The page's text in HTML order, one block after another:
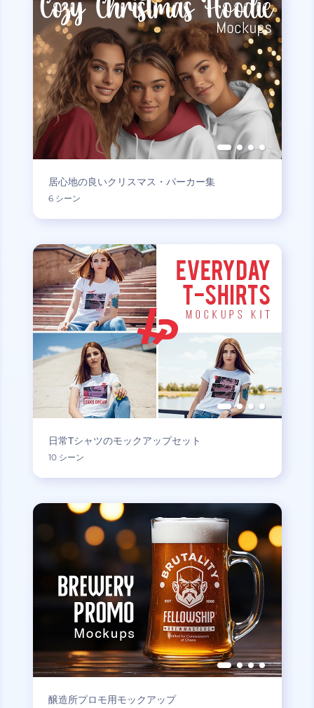
居心地の良いクリスマス・パーカー集
6 シーン
日常Tシャツのモックアップセット
10 シーン
醸造所プロモ用モックアップ